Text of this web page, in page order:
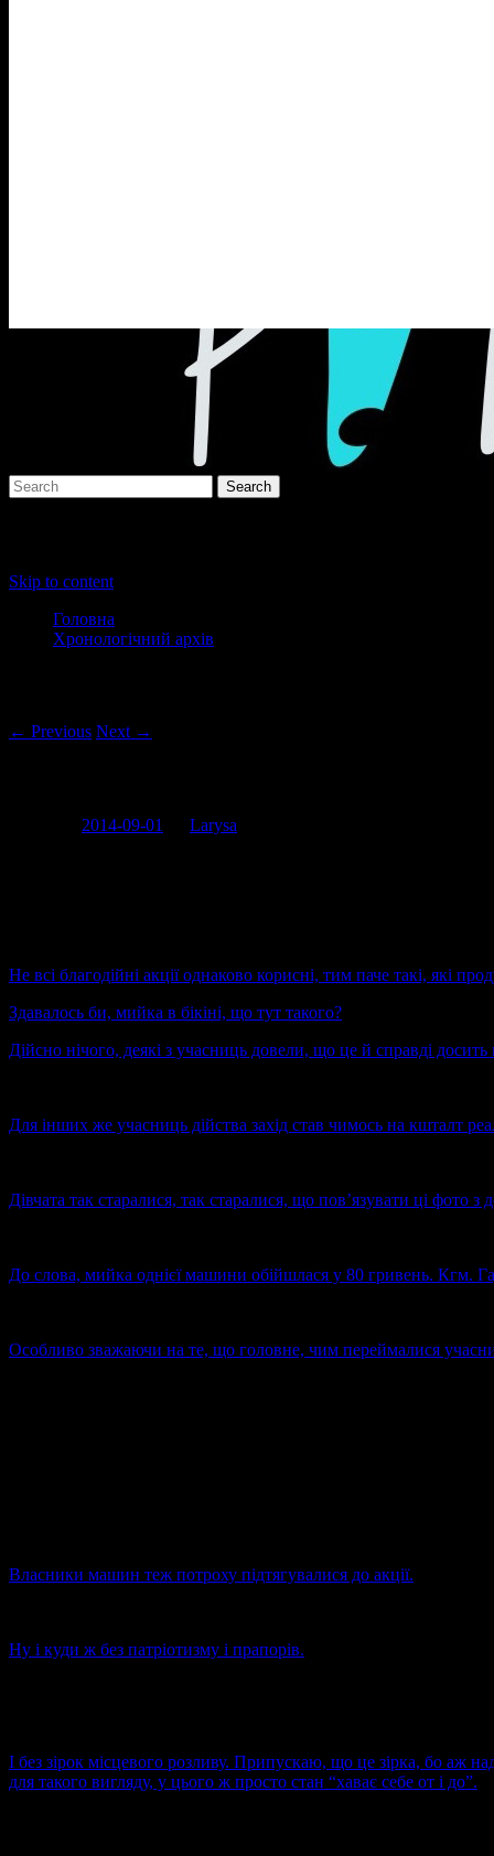
Skip to content
Головна
Хронологічний архів
← Previous Next →
2014-09-01
Larysa
Не всі благодійні акції однаково корисні, тим паче такі, які
Здавалось би, мийка в бікіні, що тут такого?
Дійсно нічого, деякі з учасниць довели, що це й справді
Для інших же учасниць дійства захід став чимось на кшталт
Дівчата так старалися, так старалися, що пов’язувати ці
До слова, мийка однієї машини обійшлася у 80 гривень. Кгм.
Особливо зважаючи на те, що головне, чим переймалися
Власники машин теж потроху підтягувалися до акції.
Ну і куди ж без патріотизму і прапорів.
І без зірок місцевого розливу. Припускаю, що це зірка, бо аж
для такого вигляду, у цього ж просто стан “хаває себе от і до”.